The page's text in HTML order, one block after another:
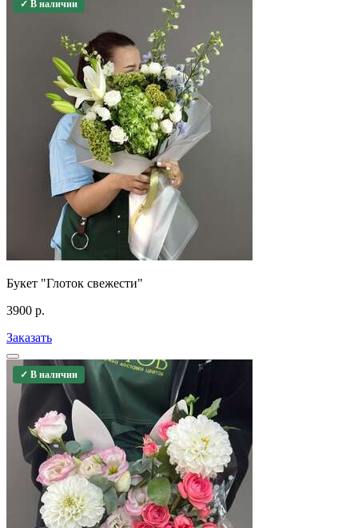
✓ В наличии
Букет "Глоток свежести"
3900 р.
Заказать
✓ В наличии